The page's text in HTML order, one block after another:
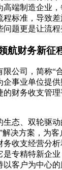
端制造企业，
程标准，导致
题更是让流程
航财务新征
公司，简称“
企事业单位提
的财务收支管
生态、双轮驱
解决方案，为
务收支经营分析
是专精特新企
以客户为中心